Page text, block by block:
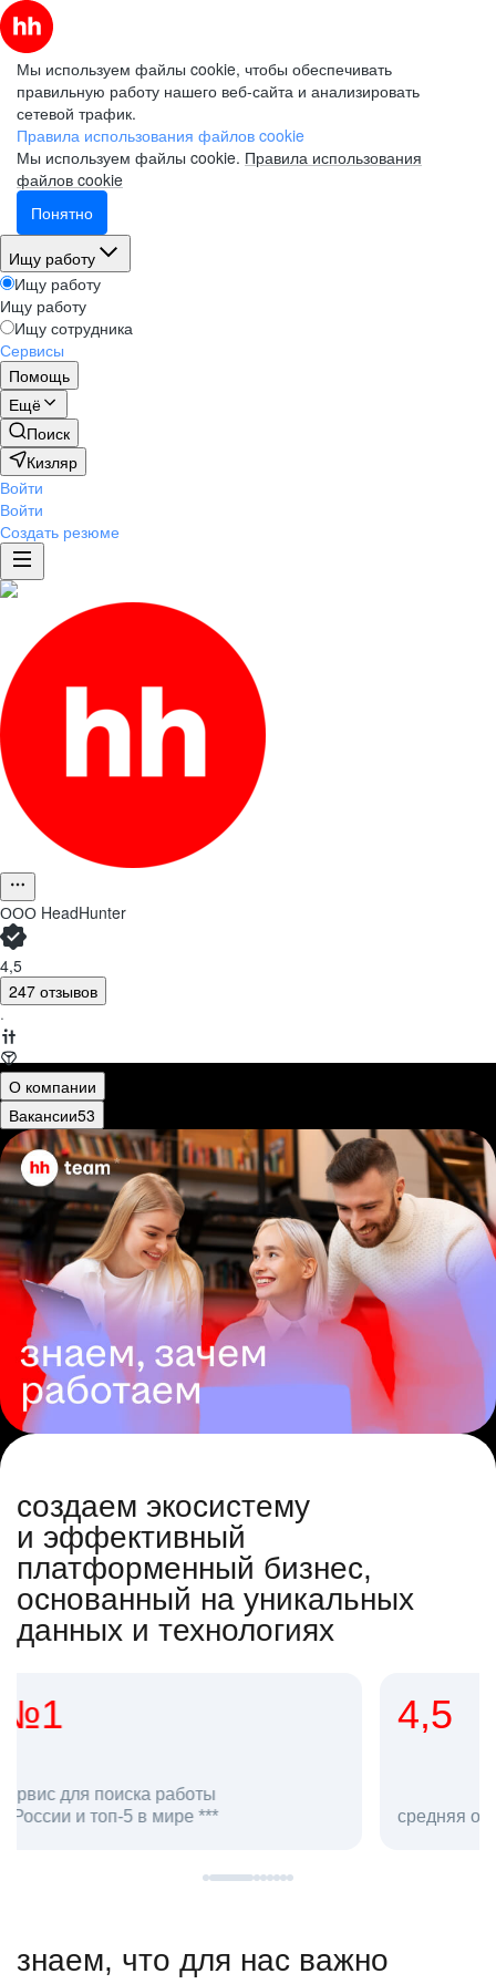
Мы используем файлы cookie, чтобы обеспечивать
правильную работу нашего веб-сайта и анализировать
сетевой трафик.
Правила использования файлов cookie
Мы используем файлы cookie. Правила использования
файлов cookie
Понятно
Ищу работу
Ищу работу
Ищу работу
Ищу сотрудника
Сервисы
Помощь
Ещё
Поиск
Кизляр
Войти
Войти
Создать резюме
ООО HeadHunter
4,5
247 отзывов
·
О компании
Вакансии53
создаем экосистему
и эффективный
платформенный бизнес,
основанный на уникальных
данных и технологиях
4,5
средняя оценка hh.ru как работодателя **
в hh.ru
знаем, что для нас важно